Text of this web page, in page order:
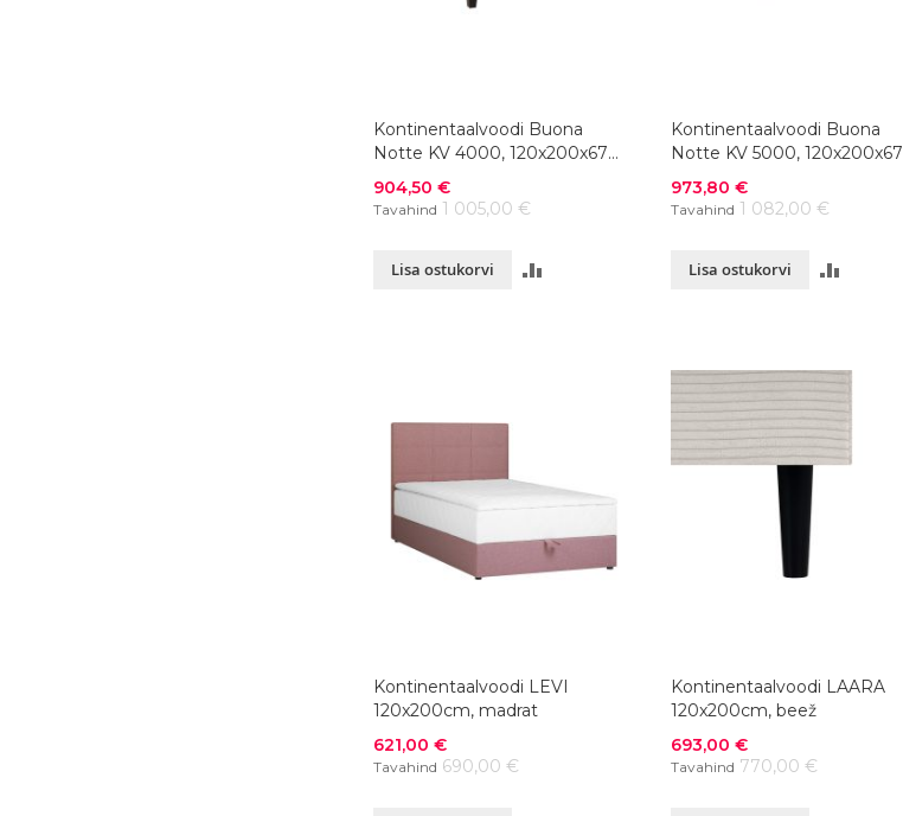
Kontinentaalvoodi Buona
Notte KV 4000, 120x200x67
Soodushind
904,50 €
Tavahind 1 005,00 €
Lisa ostukorvi
Kontinentaalvoodi Buona
Notte KV 5000, 120x200x67
Soodushind
973,80 €
Tavahind 1 082,00 €
Lisa ostukorvi
Kontinentaalvoodi LEVI
120x200cm, madrat
Soodushind
621,00 €
Tavahind 690,00 €
Kontinentaalvoodi LAARA
120x200cm, beež
Soodushind
693,00 €
Tavahind 770,00 €